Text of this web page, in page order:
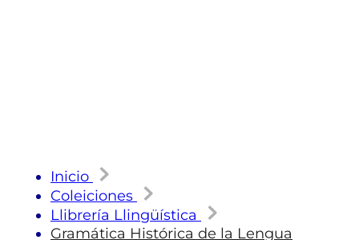
Inicio
Coleiciones
Llibrería Llingüística
Gramática Histórica de la Lengua